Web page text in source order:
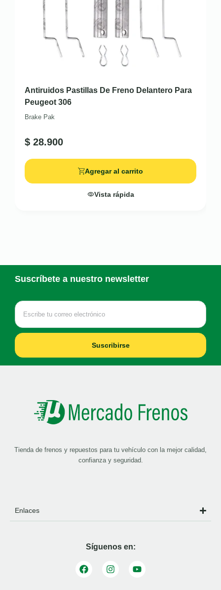
Antiruidos Pastillas De Freno Delantero Para
Peugeot 306
Brake Pak
$ 28.900
Agregar al carrito
Vista rápida
Suscríbete a nuestro newsletter
Suscribirse
Tienda de frenos y repuestos para tu vehículo con la mejor calidad,
confianza y seguridad.
Enlaces
Síguenos en: